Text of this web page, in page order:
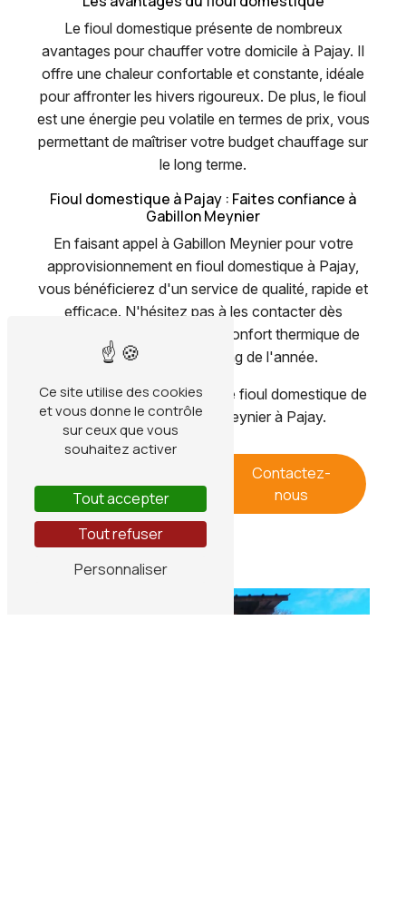
Le fioul domestique présente de nombreux
avantages pour chauffer votre domicile à Pajay. Il
offre une chaleur confortable et constante, idéale
pour affronter les hivers rigoureux. De plus, le fioul
est une énergie peu volatile en termes de prix, vous
permettant de maîtriser votre budget chauffage sur
le long terme.
Fioul domestique à Pajay : Faites confiance à
Gabillon Meynier
En faisant appel à Gabillon Meynier pour votre
approvisionnement en fioul domestique à Pajay,
vous bénéficierez d'un service de qualité, rapide et
efficace. N'hésitez pas à les contacter dès
aujourd'hui pour assurer le confort thermique de
votre foyer tout au long de l'année.
N'attendez plus, optez pour le fioul domestique de
qualité avec Gabillon Meynier à Pajay.
plus
Contactez-
nous
Ce site utilise des cookies
et vous donne le contrôle
sur ceux que vous
souhaitez activer
Tout accepter
Tout refuser
Personnaliser